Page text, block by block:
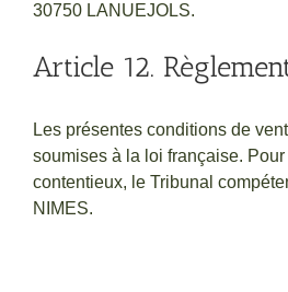
30750 LANUEJOLS.
Article 12.
Les présentes conditions de
soumises à la loi française.
contentieux, le Tribunal
NIMES.